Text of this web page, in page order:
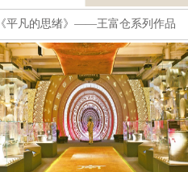
《平凡的思绪》——王富仓系列作品